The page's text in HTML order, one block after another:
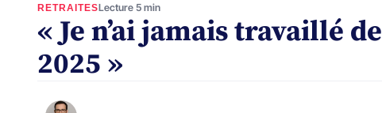
RETRAITESLecture 5 min
« Je n’ai jamais travaillé
2025 »